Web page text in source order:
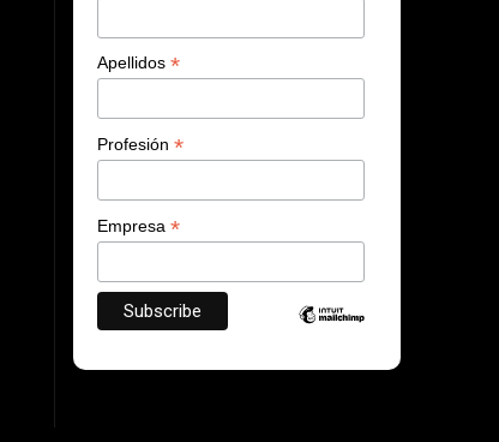
Apellidos*
Profesión*
Empresa*